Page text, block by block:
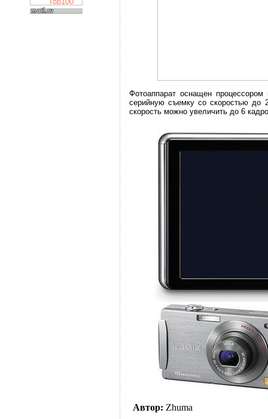
Фотоаппарат оснащен
серийную съемку со скоростью до
скорость можно увеличить до 6
Автор: Zhuma